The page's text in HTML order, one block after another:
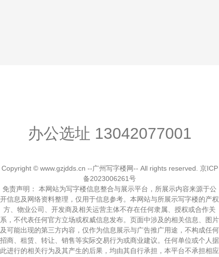
办公选址 13042077001
Copyright © www.gzjdds.cn --广州写字楼网-- All rights reserved. 京ICP
备2023006261号
免责声明： 本网站为写字楼信息整合与展示平台，所展示内容来源于公
开信息及网络资料整理，仅用于信息参考。本网站与所展示写字楼的产权
方、物业公司、开发商及相关运营主体不存在任何隶属、授权或合作关
系，不代表任何官方立场或权威信息发布。页面中涉及的相关信息、图片
及可能出现的第三方内容，仅作为信息展示与广告推广用途，不构成任何
招商、租赁、转让、销售等实际交易行为或商业建议。任何单位或个人据
此进行的相关行为及其产生的后果，均由其自行承担，本平台不承担相应